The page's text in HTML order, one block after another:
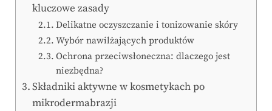
kluczowe zasady
Delikatne oczyszczanie i tonizowanie skóry
Wybór nawilżających produktów
Ochrona przeciwsłoneczna: dlaczego jest
niezbędna?
Składniki aktywne w kosmetykach po
mikrodermabrazji